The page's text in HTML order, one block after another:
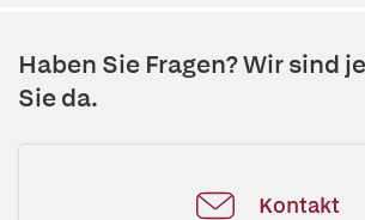
Haben Sie Fragen? Wir sind
Sie da.
Kontakt